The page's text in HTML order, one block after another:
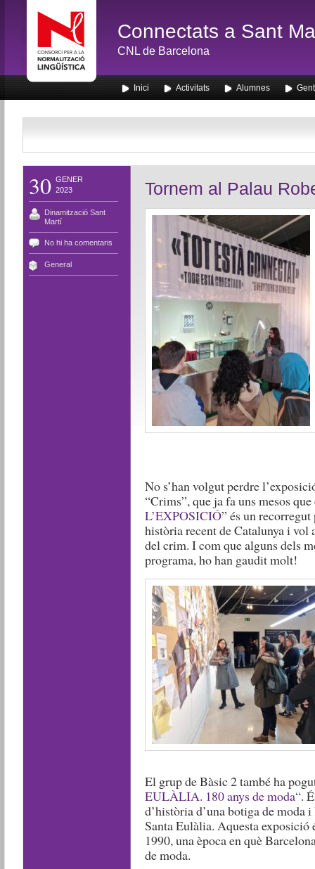
Connectats a Sant
CNL de Barcelona
Inici Activitats Alumnes
30 GENER
2023
Dinamització Sant
Martí
No hi ha comentaris
General
Tornem al Palau
No s’han volgut perdre
“Crims”, que ja fa uns mesos
L’EXPOSICIÓ” és un
història recent de Catalunya i vol
del crim. I com que alguns dels
programa, ho han gaudit molt!
El grup de Bàsic 2 també ha
EULÀLIA. 180 anys de moda“.
d’història d’una botiga de
Santa Eulàlia. Aquesta exposició
1990, una època en què
de moda.